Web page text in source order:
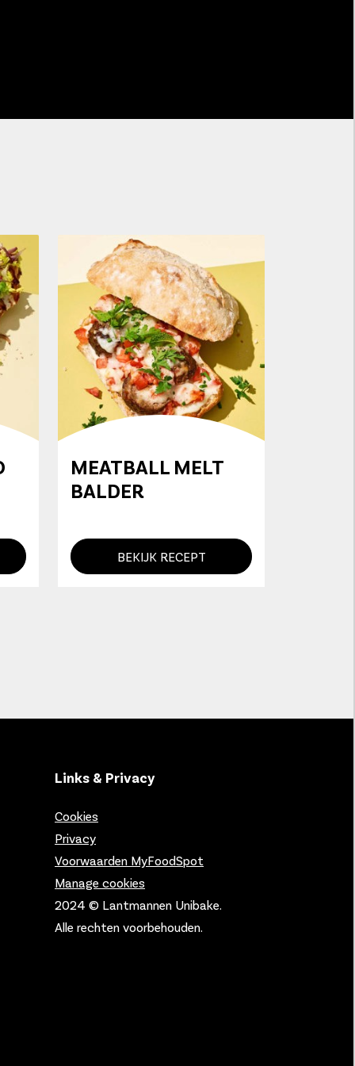
MEATBALL MELT
BALDER
BEKIJK RECEPT
Links & Privacy
Cookies
Privacy
Voorwaarden MyFoodSpot
Manage cookies
2024 © Lantmannen Unibake.
Alle rechten voorbehouden.